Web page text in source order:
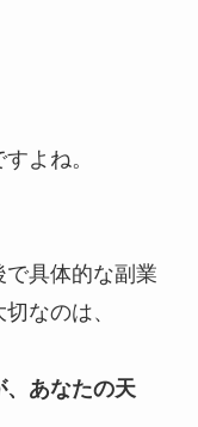
よね。
具体的な副業
なのは、
、あなたの天